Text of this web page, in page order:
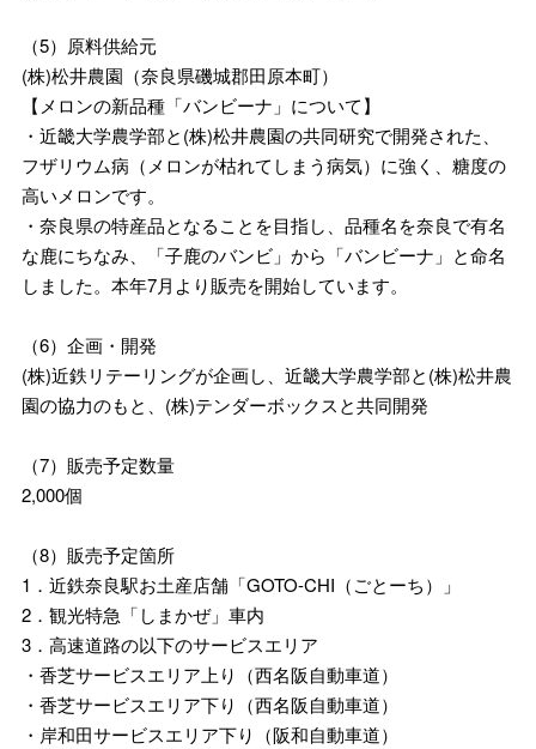
（5）原料供給元
(株)松井農園（奈良県磯城郡田原本町）
【メロンの新品種「バンビーナ」について】
・近畿大学農学部と(株)松井農園の共同研究で開発された、
フザリウム病（メロンが枯れてしまう病気）に強く、糖度の
高いメロンです。
・奈良県の特産品となることを目指し、品種名を奈良で有名
な鹿にちなみ、「子鹿のバンビ」から「バンビーナ」と命名
しました。本年7月より販売を開始しています。
（6）企画・開発
(株)近鉄リテーリングが企画し、近畿大学農学部と(株)松井農
園の協力のもと、(株)テンダーボックスと共同開発
（7）販売予定数量
2,000個
（8）販売予定箇所
1．近鉄奈良駅お土産店舗「GOTO-CHI（ごとーち）」
2．観光特急「しまかぜ」車内
3．高速道路の以下のサービスエリア
・香芝サービスエリア上り（西名阪自動車道）
・香芝サービスエリア下り（西名阪自動車道）
・岸和田サービスエリア下り（阪和自動車道）